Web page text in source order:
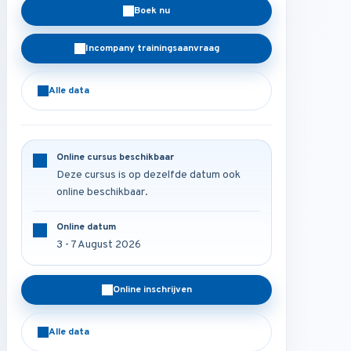
Boek nu
Incompany trainingsaanvraag
Alle data
Online cursus beschikbaar
Deze cursus is op dezelfde datum ook
online beschikbaar.
Online datum
3 - 7 August 2026
Online inschrijven
Alle data